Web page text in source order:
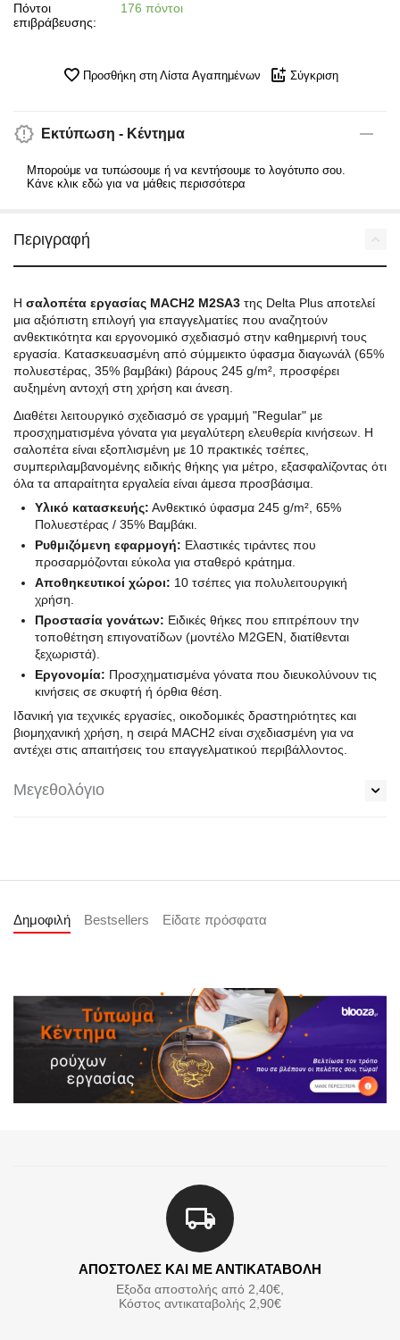
Πόντοι
επιβράβευσης:
176 πόντοι
Προσθήκη στη Λίστα Αγαπημένων Σύγκριση
Εκτύπωση - Κέντημα
Μπορούμε να τυπώσουμε ή να κεντήσουμε το λογότυπο σου.
Κάνε κλικ εδώ για να μάθεις περισσότερα
Περιγραφή
Η σαλοπέτα εργασίας MACH2 M2SA3 της Delta Plus αποτελεί
μια αξιόπιστη επιλογή για επαγγελματίες που αναζητούν
ανθεκτικότητα και εργονομικό σχεδιασμό στην καθημερινή τους
εργασία. Κατασκευασμένη από σύμμεικτο ύφασμα διαγωνάλ (65%
πολυεστέρας, 35% βαμβάκι) βάρους 245 g/m², προσφέρει
αυξημένη αντοχή στη χρήση και άνεση.
Διαθέτει λειτουργικό σχεδιασμό σε γραμμή "Regular" με
προσχηματισμένα γόνατα για μεγαλύτερη ελευθερία κινήσεων. Η
σαλοπέτα είναι εξοπλισμένη με 10 πρακτικές τσέπες,
συμπεριλαμβανομένης ειδικής θήκης για μέτρο, εξασφαλίζοντας ότι
όλα τα απαραίτητα εργαλεία είναι άμεσα προσβάσιμα.
Υλικό κατασκευής: Ανθεκτικό ύφασμα 245 g/m², 65%
Πολυεστέρας / 35% Βαμβάκι.
Ρυθμιζόμενη εφαρμογή: Ελαστικές τιράντες που
προσαρμόζονται εύκολα για σταθερό κράτημα.
Αποθηκευτικοί χώροι: 10 τσέπες για πολυλειτουργική
χρήση.
Προστασία γονάτων: Ειδικές θήκες που επιτρέπουν την
τοποθέτηση επιγονατίδων (μοντέλο M2GEN, διατίθενται
ξεχωριστά).
Εργονομία: Προσχηματισμένα γόνατα που διευκολύνουν τις
κινήσεις σε σκυφτή ή όρθια θέση.
Ιδανική για τεχνικές εργασίες, οικοδομικές δραστηριότητες και
βιομηχανική χρήση, η σειρά MACH2 είναι σχεδιασμένη για να
αντέχει στις απαιτήσεις του επαγγελματικού περιβάλλοντος.
Μεγεθολόγιο
Δημοφιλή Bestsellers Είδατε πρόσφατα
ΑΠΟΣΤΟΛΕΣ ΚΑΙ ΜΕ ΑΝΤΙΚΑΤΑΒΟΛΗ
Εξοδα αποστολής από 2,40€,
Κόστος αντικαταβολής 2,90€